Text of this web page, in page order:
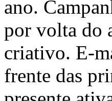
ano.
por volta do
criativo. E-
frente das